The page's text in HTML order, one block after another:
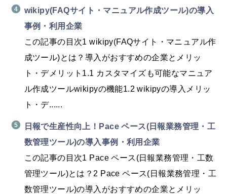
wikipy(FAQサイト・マニュアル作成ツール)の導入
事例・利用企業
この記事の目次1 wikipy(FAQサイト・マニュアル作
成ツール)とは？導入がおすすめの企業とメリッ
ト・デメリット1.1 カスタマイズも可能なマニュア
ル作成ツールwikipyの機能1.2 wikipyの導入メリッ
ト・デ......
日報で生産性向上！Pace ペース(日報業務管理・工
数管理ツール)の導入事例・利用企業
この記事の目次1 Pace ペース(日報業務管理・工数
管理ツール)とは？2 Pace ペース(日報業務管理・工
数管理ツール)の導入がおすすめの企業とメリッ